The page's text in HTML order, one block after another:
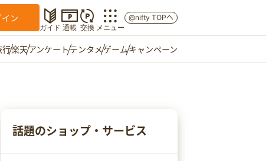
イン
ガイド 通帳 交換 メニュー
@nifty TOPへ
行楽天アンケートテンタメゲームキャンペーン
話題のショップ・サービス